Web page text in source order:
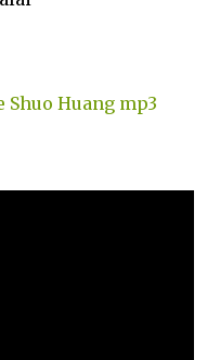
Shuo Huang mp3